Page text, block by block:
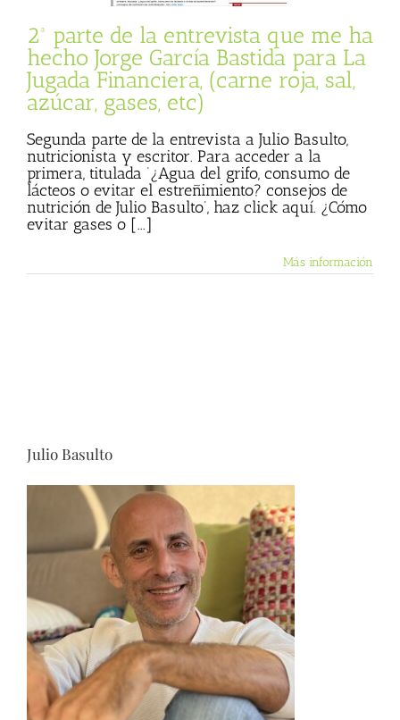
personal)
2ª parte de la entrevista que me ha
hecho Jorge García Bastida para La
Jugada Financiera, (carne roja, sal,
azúcar, gases, etc)
Segunda parte de la entrevista a Julio Basulto,
nutricionista y escritor. Para acceder a la
primera, titulada ‘¿Agua del grifo, consumo de
lácteos o evitar el estreñimiento? consejos de
nutrición de Julio Basulto’, haz click aquí. ¿Cómo
evitar gases o [...]
Más información
Julio Basulto